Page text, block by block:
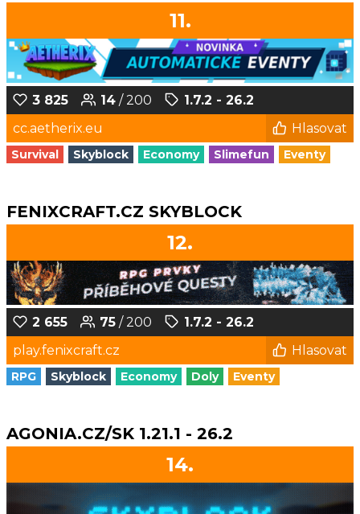
11.
3 825 14 / 200
1.7.2 - 26.2
cc.aetherix.eu
Hlasovat
Survival Skyblock Economy Slimefun Eventy
FENIXCRAFT.CZ SKYBLOCK
12.
2 655 75 / 200
1.7.2 - 26.2
play.fenixcraft.cz
Hlasovat
RPG Skyblock Economy Doly Eventy
AGONIA.CZ/SK 1.21.1 - 26.2
14.